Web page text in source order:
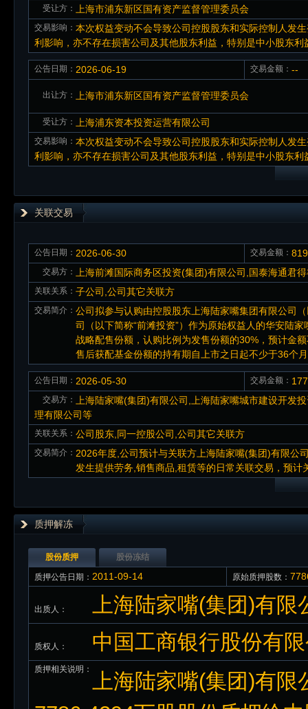
受让方： 上海市浦东新区国有资产监督管理委员会
交易影响： 本次权益变动不会导致公司控股股东和实际控制人发
利影响，亦不存在损害公司及其他股东利益，特别是中小股东利
公告日期： 2026-06-19 交易金额： --
出让方： 上海市浦东新区国有资产监督管理委员会
受让方： 上海浦东资本投资运营有限公司
交易影响： 本次权益变动不会导致公司控股股东和实际控制人发
利影响，亦不存在损害公司及其他股东利益，特别是中小股东利
关联交易
公告日期： 2026-06-30 交易金额：
交易方： 上海前滩国际商务区投资(集团)有限公司,国泰海通君
关联关系： 子公司,公司其它关联方
交易简介： 公司拟参与认购由控股股东上海陆家嘴集团有限公司
司（以下简称“前滩投资”）作为原始权益人的华安陆
战略配售份额，认购比例为发售份额的30%，预计金
售后获配基金份额的持有期自上市之日起不少于36个
公告日期： 2026-05-30 交易金额：
交易方：
上海陆家嘴(集团)有限公司,上海陆家嘴城市建设开发
理有限公司等
关联关系： 公司股东,同一控股公司,公司其它关联方
交易简介： 2026年度,公司预计与关联方上海陆家嘴(集团)有限公
发生提供劳务,销售商品,租赁等的日常关联交易，预
质押解冻
股份质押 股份冻结
质押公告日期： 2011-09-14 原始质押股数：
出质人： 上海陆家嘴(集团)有限
质权人： 中国工商银行股份有
质押相关说明：
上海陆家嘴(集团)有